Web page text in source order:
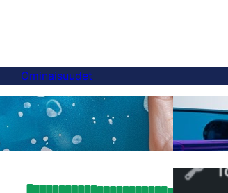
Ominaisuudet
AI-käännökset
Oikeat SEO-tulokset: Kuinka FluentC:n